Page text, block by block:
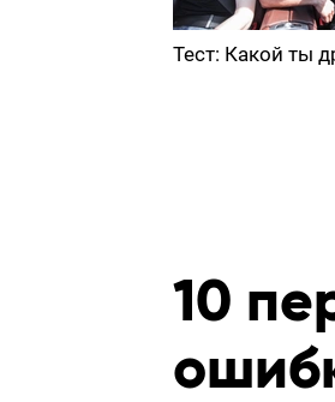
Тест: Какой ты
10